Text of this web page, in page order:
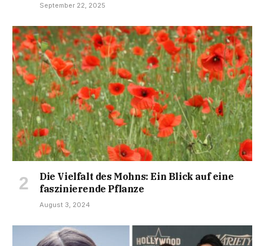
September 22, 2025
Die Vielfalt des Mohns: Ein Blick auf eine
faszinierende Pflanze
August 3, 2024